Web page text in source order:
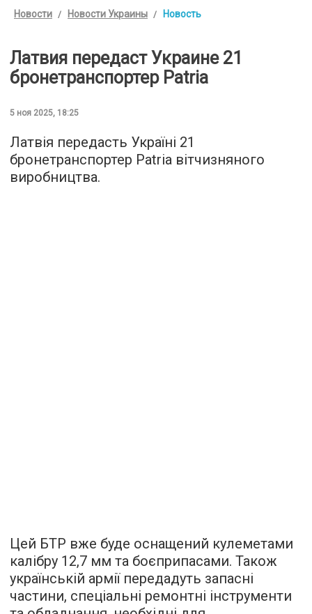
Новости Новости Украины Новость
Латвия передаст Украине 21
бронетранспортер Patria
5 ноя 2025, 18:25
Латвія передасть Україні 21
бронетранспортер Patria вітчизняного
виробництва.
Цей БТР вже буде оснащений кулеметами
калібру 12,7 мм та боєприпасами. Також
українській армії передадуть запасні
частини, спеціальні ремонтні інструменти